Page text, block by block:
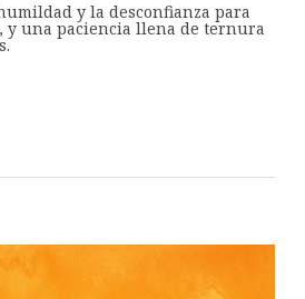
y la desconfianza para
y una paciencia llena de ternura